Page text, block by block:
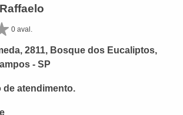
0 aval.
2811, Bosque dos Eucaliptos,
- SP
de atendimento.